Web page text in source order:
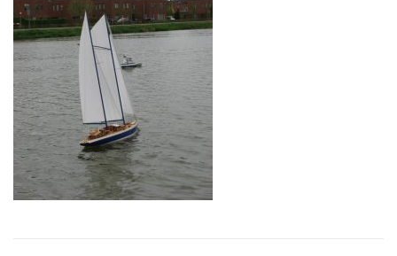
CONTACT SPONSORS BEDRIJVEN.
SPONSORS FABRIKANTEN.
PLATTEGROND EVENEMENTENTERREIN